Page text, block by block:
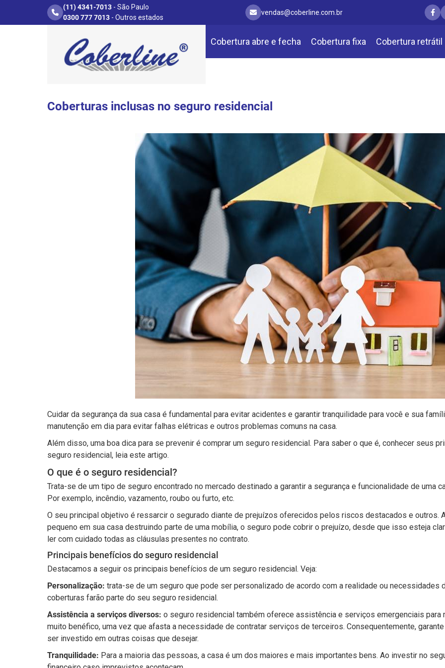
(11) 4341-7013- São Paulo
0300 777 7013- Outros estados
vendas@coberline.com.br
Cobertura abre e fecha Cobertura fixa Cobertura retrátil
Coberturas inclusas no seguro residencial
Cuidar da segurança da sua casa é fundamental para evitar acidentes e garantir tranquilidade para você e sua
manutenção em dia para evitar falhas elétricas e outros problemas comuns na casa.
Além disso, uma boa dica para se prevenir é comprar um seguro residencial. Para saber o que é, conhecer seus
seguro residencial, leia este artigo.
O que é o seguro residencial?
Trata-se de um tipo de seguro encontrado no mercado destinado a garantir a segurança e funcionalidade de uma
Por exemplo, incêndio, vazamento, roubo ou furto, etc.
O seu principal objetivo é ressarcir o segurado diante de prejuízos oferecidos pelos riscos destacados e outros.
pequeno em sua casa destruindo parte de uma mobília, o seguro pode cobrir o prejuízo, desde que isso esteja
ler com cuidado todas as cláusulas presentes no contrato.
Principais benefícios do seguro residencial
Destacamos a seguir os principais benefícios de um seguro residencial. Veja:
Personalização: trata-se de um seguro que pode ser personalizado de acordo com a realidade ou necessidades
coberturas farão parte do seu seguro residencial.
Assistência a serviços diversos: o seguro residencial também oferece assistência e serviços emergenciais para
muito benéfico, uma vez que afasta a necessidade de contratar serviços de terceiros. Consequentemente,
ser investido em outras coisas que desejar.
Tranquilidade: Para a maioria das pessoas, a casa é um dos maiores e mais importantes bens. Ao investir no